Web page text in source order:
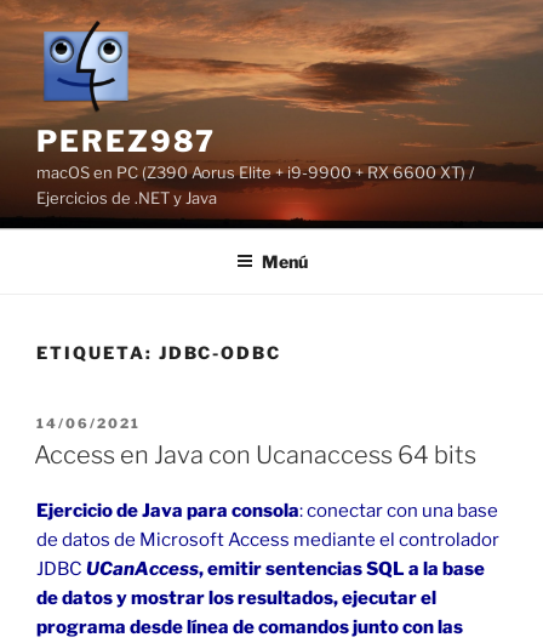
Saltar
contenido
PEREZ987
macOS en PC (Z390 Aorus Elite + i9-9900 + RX 6600 XT) /
Ejercicios de .NET y Java
Menú
ETIQUETA: JDBC-ODBC
PUBLICADO
EL
14/06/2021
Access en Java con Ucanaccess 64 bits
Ejerciciode Java para consola: conectar con una base
de datos de Microsoft Access mediante el controlador
JDBC UCanAccess, emitir sentencias SQL a la base
de datos y mostrar los resultados, ejecutar el
programa desde línea de comandos junto con las